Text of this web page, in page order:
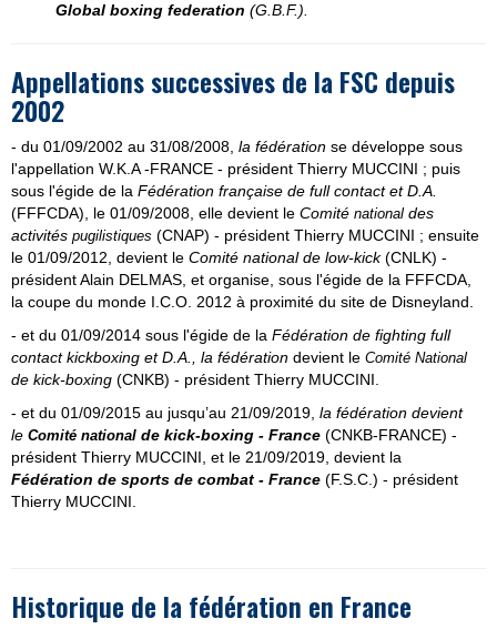
Global boxing federation (G.B.F.).
Appellations successives de la FSC depuis
2002
- du 01/09/2002 au 31/08/2008, la fédération se développe sous
l'appellation W.K.A -FRANCE - président Thierry MUCCINI ; puis
sous l'égide de la Fédération française de full contact et D.A.
(FFFCDA), le 01/09/2008, elle devient le Comité national des
activités pugilistiques (CNAP) - président Thierry MUCCINI ; ensuite
le 01/09/2012, devient le Comité national de low-kick(CNLK) -
président Alain DELMAS, et organise, sous l'égide de la FFFCDA,
la coupe du monde I.C.O. 2012 à proximité du site de Disneyland.
- et du 01/09/2014 sous l'égide de la Fédération de fighting full
contact kickboxing et D.A., la fédération devient le Comité National
de kick-boxing (CNKB) - président Thierry MUCCINI.
- et du 01/09/2015 au jusqu’au 21/09/2019, la fédération devient
le Comité national de kick-boxing - France (CNKB-FRANCE) -
président Thierry MUCCINI, et le 21/09/2019, devient la
Fédération de sports de combat - France (F.S.C.) - président
Thierry MUCCINI.
Historique de la fédération en France